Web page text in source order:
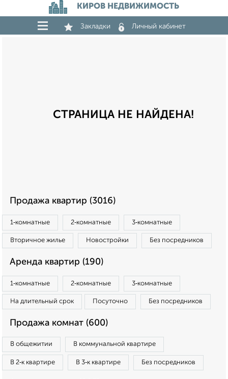
КИРОВ НЕДВИЖИМОСТЬ
Закладки Личный кабинет
СТРАНИЦА НЕ НАЙДЕНА!
Продажа квартир (3016)
1‑комнатные 2‑комнатные 3‑комнатные
Вторичное жилье Новостройки Без посредников
Аренда квартир (190)
1‑комнатные 2‑комнатные 3‑комнатные
На длительный срок Посуточно Без посредников
Продажа комнат (600)
В общежитии В коммунальной квартире
В 2‑к квартире В 3‑к квартире Без посредников